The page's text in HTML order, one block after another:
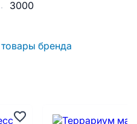
3000
бренда